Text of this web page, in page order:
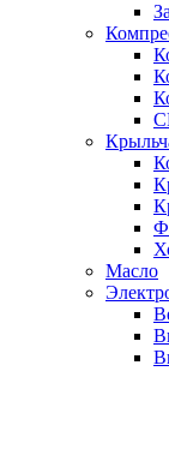
Масло